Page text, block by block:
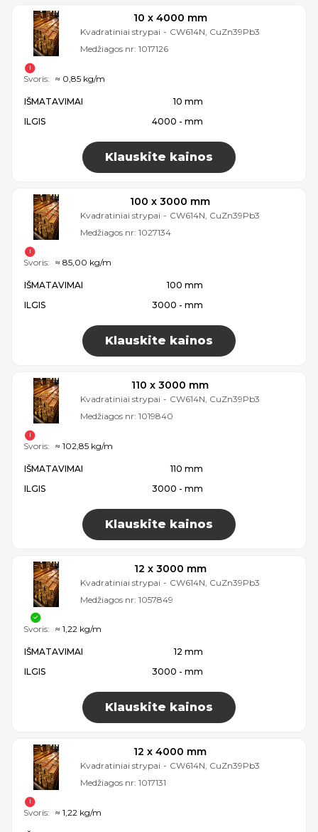
10 x 4000 mm
Kvadratiniai strypai - CW614N, CuZn39Pb3
Medžiagos nr: 1017126
IŠMATAVIMAI
10 mm
ILGIS
4000 - mm
Klauskite kainos
Svoris: ≈ 0,85 kg/m
100 x 3000 mm
Kvadratiniai strypai - CW614N, CuZn39Pb3
Medžiagos nr: 1027134
IŠMATAVIMAI
100 mm
ILGIS
3000 - mm
Klauskite kainos
Svoris: ≈ 85,00 kg/m
110 x 3000 mm
Kvadratiniai strypai - CW614N, CuZn39Pb3
Medžiagos nr: 1019840
IŠMATAVIMAI
110 mm
ILGIS
3000 - mm
Klauskite kainos
Svoris: ≈ 102,85 kg/m
12 x 3000 mm
Kvadratiniai strypai - CW614N, CuZn39Pb3
Medžiagos nr: 1057849
IŠMATAVIMAI
12 mm
ILGIS
3000 - mm
Klauskite kainos
Svoris: ≈ 1,22 kg/m
12 x 4000 mm
Kvadratiniai strypai - CW614N, CuZn39Pb3
Medžiagos nr: 1017131
Svoris: ≈ 1,22 kg/m